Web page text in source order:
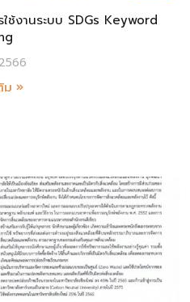
ช้งานระบบ SDGs Keyword
ม »